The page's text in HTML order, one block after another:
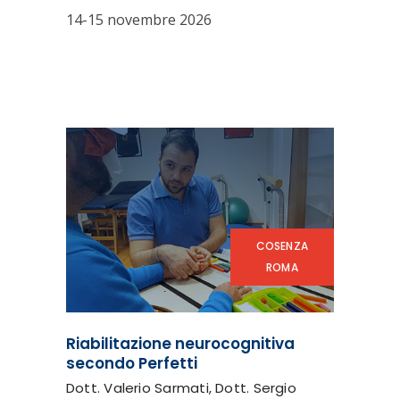
14-15 novembre 2026
COSENZA
ROMA
Riabilitazione neurocognitiva
secondo Perfetti
Dott. Valerio Sarmati, Dott. Sergio